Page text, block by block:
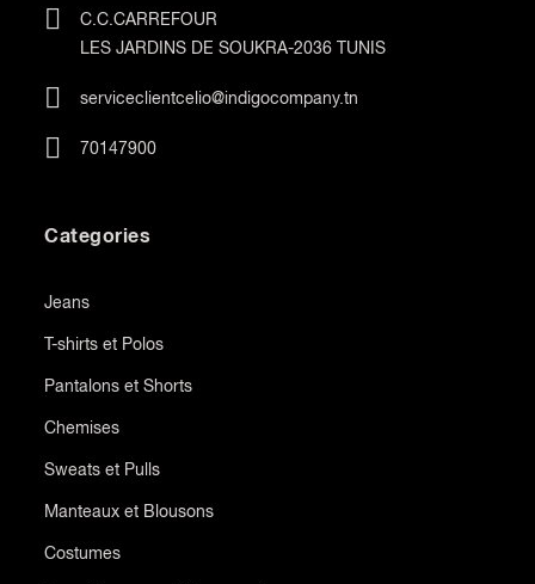
C.C.CARREFOUR
LES JARDINS DE SOUKRA-2036 TUNIS
serviceclientcelio@indigocompany.tn
70147900
Categories
Jeans
T-shirts et Polos
Pantalons et Shorts
Chemises
Sweats et Pulls
Manteaux et Blousons
Costumes